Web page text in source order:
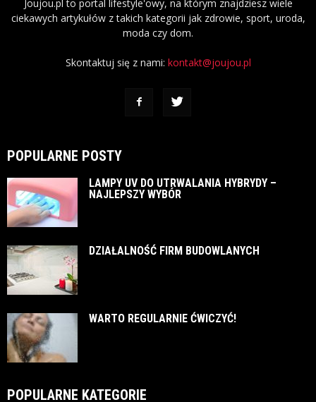
Joujou.pl to portal lifestyle'owy, na którym znajdziesz wiele
ciekawych artykułów z takich kategorii jak zdrowie, sport, uroda,
moda czy dom.
Skontaktuj się z nami: kontakt@joujou.pl
POPULARNE POSTY
LAMPY UV DO UTRWALANIA HYBRYDY –
NAJLEPSZY WYBÓR
DZIAŁALNOŚĆ FIRM BUDOWLANYCH
WARTO REGULARNIE ĆWICZYĆ!
POPULARNE KATEGORIE